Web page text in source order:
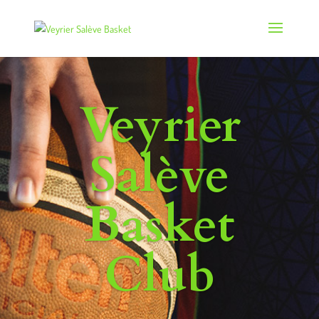
Veyrier
Salève
Basket
Club